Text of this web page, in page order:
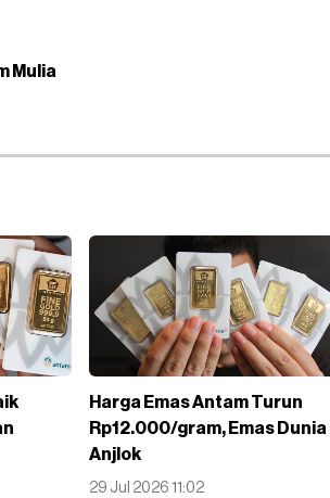
Mulia
Harga Emas Antam Turun
Rp12.000/gram, Emas Dunia
Anjlok
29 Jul 2026 11:02